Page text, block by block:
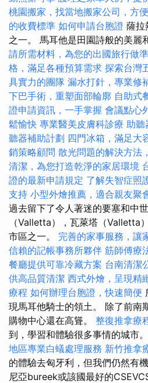
桃園搬家，找當地搬家公司，方
的收費標準 如何申請台胞證 薩拉
之一。 馬耳他是田園詩般的美麗
請所需材料，為您的出國旅行做
格，滿足各種預算需求 探索台灣
具實力的團隊 漏水打針，專業修
下巴手術，重塑面部輪廓 自助式
證申請資訊，一手掌握 會議點心
鬆愉快 專業醫美皮膚科診療 助聽
聽器補助計劃 四門冰箱，滿足大
銷策略顧問 散光問題的解決方法
清潔，為您打造乾淨的家居環境
證的最新申請規定 了解失智症照
支持 小型外燴推薦，適合親友聚
過去留下了令人著迷的要塞和中
（Valletta），瓦萊塔（Valletta
市區之一。 完善的家事服務，讓
信賴的記帳事務所夥伴 筋師傅療
餐廳提供可靠冷藏方案 台南清潔
供高品質清潔 西式外燴，呈現精
療程 如何辦理台胞證，快速簡便
現馬耳他騎士的領土。 除了前南
購物中心還在高聳。 整復推拿療
到，學習和體驗很多事情的城市。
地區專業白蟻處理服務 新竹推拿
的體驗去匈牙利，但我們仍然有
尼亞bureek或該國最好的